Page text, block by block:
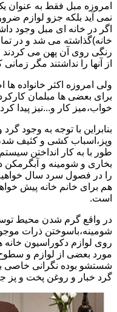
امروزه مبل فقط به عنوان
نمی آید بلکه جزو لوازم
اگر در خانه ای مبل وجود
خانه)گذاشته می شد و در
رنگی روی آن پهن می
از آنها را نداشتند مگر
ولی امروزه اکثر خانواده
برای بعضی ها مبلمان
خواب،میز کار و...نیز پیدا
بنابراین با توجه به وجود
وپز،اسباب کشی و کثیف شدن
طور با به کار انداختن
بخاری و شومینه و آبگرمکن
را در فصول سرد سال
هم برای خانم خانه پیش
است.
در واقع گرم شدن محیط
شومینه،باسوختن ذرات
روی لوازم دکوراسیون
مورد بعضی از لوازم و سطوح
شستشو بوده نگرانی خاصی
گرد خبار و روغن پخت و پز